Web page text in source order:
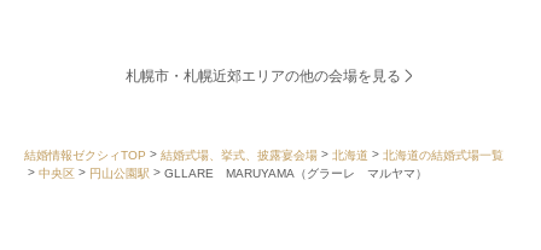
札幌市・札幌近郊エリアの他の会場を見る
結婚情報ゼクシィTOP 結婚式場、挙式、披露宴会場 北海道
北海道の結婚式場一覧
中央区
円山公園駅 GLLARE MARUYAMA（グラーレ マルヤマ）